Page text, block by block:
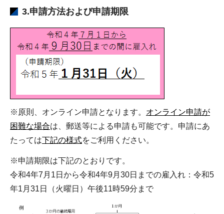
3.申請方法および申請期限
※原則、オンライン申請となります。 オンライン申請が
困難な場合は、郵送等による申請も可能です。申請にあ
たっては下記の様式をご利用ください。
※申請期限は下記のとおりです。
令和4年7月1日から令和4年9月30日までの雇入れ：令和5
年1月31日（火曜日）午後11時59分まで